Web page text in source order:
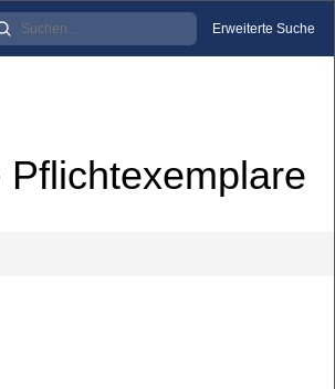
Erweiterte Suche